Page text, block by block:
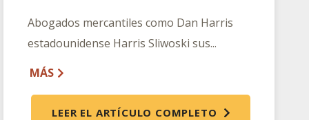
Abogados mercantiles como Dan Harris
estadounidense Harris Sliwoski sus...
MÁS
LEER EL ARTÍCULO COMPLETO